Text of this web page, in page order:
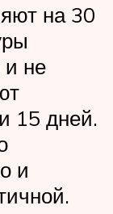
на 30
и не
15 дней.
и